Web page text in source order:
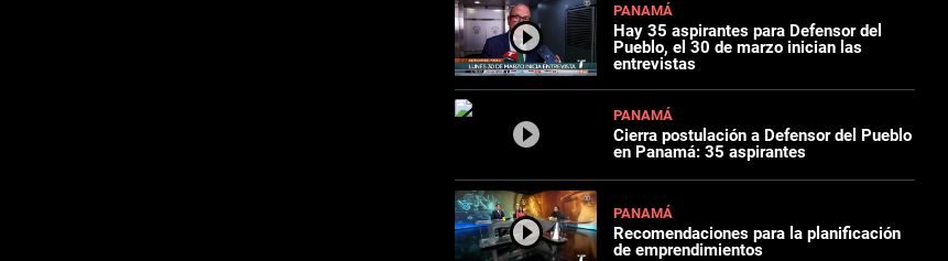
PANAMÁ
Hay 35 aspirantes para Defensor del
Pueblo, el 30 de marzo inician las
entrevistas
PANAMÁ
Cierra postulación a Defensor del Pueblo
en Panamá: 35 aspirantes
PANAMÁ
Recomendaciones para la planificación
de emprendimientos